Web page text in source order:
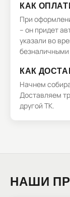
КАК
При
– он придет
указали во
КАК
Начнем
Доставляем
другой ТК.
НАШИ